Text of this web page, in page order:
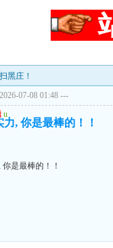
黑庄！
07-08 01:48 ---
u
, 你是最棒的！！
是最棒的！！